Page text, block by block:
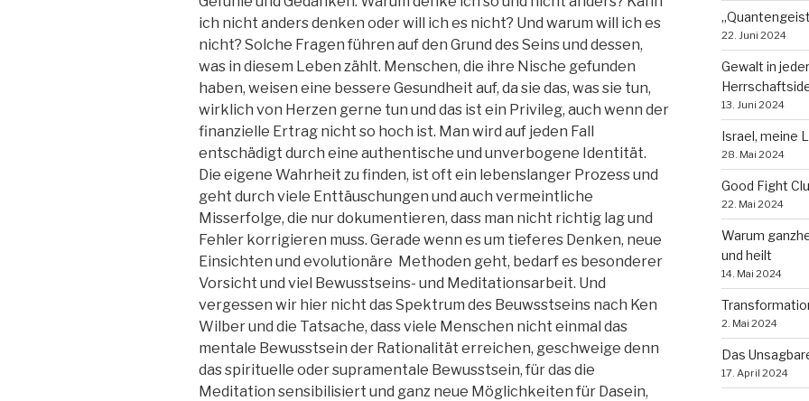
ich nicht anders denken oder will ich es nicht? Und warum will ich es
nicht? Solche Fragen führen auf den Grund des Seins und dessen,
was in diesem Leben zählt. Menschen, die ihre Nische gefunden
haben, weisen eine bessere Gesundheit auf, da sie das, was sie tun,
wirklich von Herzen gerne tun und das ist ein Privileg, auch wenn der
finanzielle Ertrag nicht so hoch ist. Man wird auf jeden Fall
entschädigt durch eine authentische und unverbogene Identität.
Die eigene Wahrheit zu finden, ist oft ein lebenslanger Prozess und
geht durch viele Enttäuschungen und auch vermeintliche
Misserfolge, die nur dokumentieren, dass man nicht richtig lag und
Fehler korrigieren muss. Gerade wenn es um tieferes Denken, neue
Einsichten und evolutionäre Methoden geht, bedarf es besonderer
Vorsicht und viel Bewusstseins- und Meditationsarbeit. Und
vergessen wir hier nicht das Spektrum des Beuwsstseins nach Ken
Wilber und die Tatsache, dass viele Menschen nicht einmal das
mentale Bewusstsein der Rationalität erreichen, geschweige denn
das spirituelle oder supramentale Bewusstsein, für das die
Meditation sensibilisiert und ganz neue Möglichkeiten für Dasein,
22. Juni 2024
Gewalt in
13. Juni 2024
Israel, meine
28. Mai 2024
Good Fight
22. Mai 2024
Warum
und heilt
14. Mai 2024
2. Mai 2024
Das
17. April 2024